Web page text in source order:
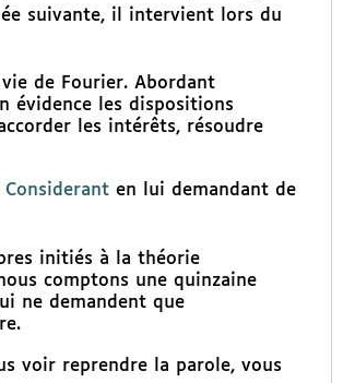
suivante, il intervient lors du
de Fourier. Abordant
évidence les dispositions
les intérêts, résoudre
en lui demandant de
initiés à la théorie
comptons une quinzaine
ne demandent que
voir reprendre la parole, vous